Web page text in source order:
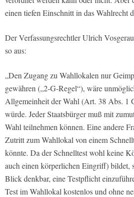
einen tiefen Einschnitt in das Wahlrecht
Der Verfassungsrechtler Ulrich
so aus:
„Den Zugang zu Wahllokalen nur
gewähren („2-G-Regel“), wäre
Allgemeinheit der Wahl (Art. 38 Abs. 1
würde. Jeder Staatsbürger muß mit
Wahl teilnehmen können. Eine andere
Zutritt zum Wahllokal von einem
könnte. Da der Schnelltest wohl keine
auch einen körperlichen Eingriff) bildet,
Blick denkbar, eine Testpflicht
Test im Wahllokal kostenlos und ohne